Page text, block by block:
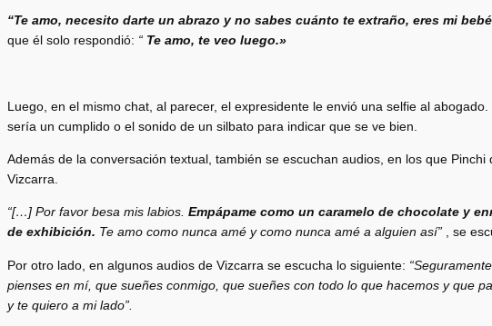
“Te amo, necesito darte un abrazo y no sabes cuánto te extraño, eres mi
que él solo respondió: “ Te amo, te veo luego.»
Luego, en el mismo chat, al parecer, el expresidente le envió una selfie al
sería un cumplido o el sonido de un silbato para indicar que se ve bien.
Además de la conversación textual, también se escuchan audios, en los que
Vizcarra.
“[…] Por favor besa mis labios. Empápame como un caramelo de chocolate y
de exhibición. Te amo como nunca amé y como nunca amé a alguien así” , se
Por otro lado, en algunos audios de Vizcarra se escucha lo siguiente:
pienses en mí, que sueñes conmigo, que sueñes con todo lo que hacemos y que
y te quiero a mi lado”.